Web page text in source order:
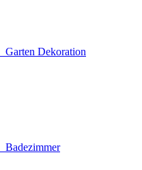
Garten Dekoration
Badezimmer